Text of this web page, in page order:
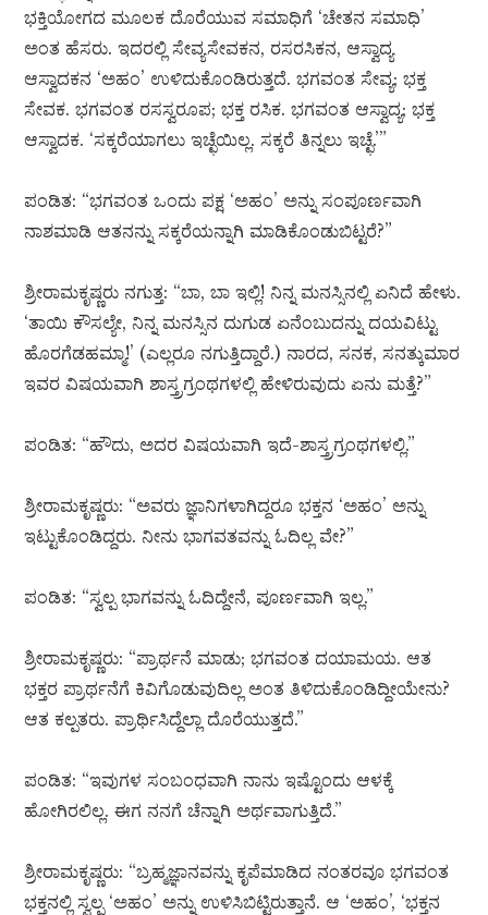
ಭಕ್ತಿಯೋಗದ ಮೂಲಕ ದೊರೆಯುವ ಸಮಾಧಿಗೆ ‘ಚೇತನ ಸಮಾಧಿ’
ಅಂತ ಹೆಸರು. ಇದರಲ್ಲಿ ಸೇವ್ಯಸೇವಕನ, ರಸರಸಿಕನ, ಆಸ್ವಾದ್ಯ
ಆಸ್ವಾದಕನ ‘ಅಹಂ’ ಉಳಿದುಕೊಂಡಿರುತ್ತದೆ. ಭಗವಂತ ಸೇವ್ಯ; ಭಕ್ತ
ಸೇವಕ. ಭಗವಂತ ರಸಸ್ವರೂಪ; ಭಕ್ತ ರಸಿಕ. ಭಗವಂತ ಆಸ್ವಾದ್ಯ; ಭಕ್ತ
ಆಸ್ವಾದಕ. ‘ಸಕ್ಕರೆಯಾಗಲು ಇಚ್ಛೆಯಿಲ್ಲ. ಸಕ್ಕರೆ ತಿನ್ನಲು ಇಚ್ಛೆ.’”
ಪಂಡಿತ: “ಭಗವಂತ ಒಂದು ಪಕ್ಷ ‘ಅಹಂ’ ಅನ್ನು ಸಂಪೂರ್ಣವಾಗಿ
ನಾಶಮಾಡಿ ಆತನನ್ನು ಸಕ್ಕರೆಯನ್ನಾಗಿ ಮಾಡಿಕೊಂಡುಬಿಟ್ಟರೆ?”
ಶ್ರೀರಾಮಕೃಷ್ಣರು ನಗುತ್ತ: “ಬಾ, ಬಾ ಇಲ್ಲಿ! ನಿನ್ನ ಮನಸ್ಸಿನಲ್ಲಿ ಏನಿದೆ ಹೇಳು.
‘ತಾಯಿ ಕೌಸಲ್ಯೇ, ನಿನ್ನ ಮನಸ್ಸಿನ ದುಗುಡ ಏನೆಂಬುದನ್ನು ದಯವಿಟ್ಟು
ಹೊರಗೆಡಹಮ್ಮಾ!’ (ಎಲ್ಲರೂ ನಗುತ್ತಿದ್ದಾರೆ.) ನಾರದ, ಸನಕ, ಸನತ್ಕುಮಾರ
ಇವರ ವಿಷಯವಾಗಿ ಶಾಸ್ತ್ರಗ್ರಂಥಗಳಲ್ಲಿ ಹೇಳಿರುವುದು ಏನು ಮತ್ತೆ?”
ಪಂಡಿತ: “ಹೌದು, ಅದರ ವಿಷಯವಾಗಿ ಇದೆ-ಶಾಸ್ತ್ರಗ್ರಂಥಗಳಲ್ಲಿ.”
ಶ್ರೀರಾಮಕೃಷ್ಣರು: “ಅವರು ಜ್ಞಾನಿಗಳಾಗಿದ್ದರೂ ಭಕ್ತನ ‘ಅಹಂ’ ಅನ್ನು
ಇಟ್ಟುಕೊಂಡಿದ್ದರು. ನೀನು ಭಾಗವತವನ್ನು ಓದಿಲ್ಲ ವೇ?”
ಪಂಡಿತ: “ಸ್ವಲ್ಪ ಭಾಗವನ್ನು ಓದಿದ್ದೇನೆ, ಪೂರ್ಣವಾಗಿ ಇಲ್ಲ.”
ಶ್ರೀರಾಮಕೃಷ್ಣರು: “ಪ್ರಾರ್ಥನೆ ಮಾಡು; ಭಗವಂತ ದಯಾಮಯ. ಆತ
ಭಕ್ತರ ಪ್ರಾರ್ಥನೆಗೆ ಕಿವಿಗೊಡುವುದಿಲ್ಲ ಅಂತ ತಿಳಿದುಕೊಂಡಿದ್ದೀಯೇನು?
ಆತ ಕಲ್ಪತರು. ಪ್ರಾರ್ಥಿಸಿದ್ದೆಲ್ಲಾ ದೊರೆಯುತ್ತದೆ.”
ಪಂಡಿತ: “ಇವುಗಳ ಸಂಬಂಧವಾಗಿ ನಾನು ಇಷ್ಟೊಂದು ಆಳಕ್ಕೆ
ಹೋಗಿರಲಿಲ್ಲ. ಈಗ ನನಗೆ ಚೆನ್ನಾಗಿ ಅರ್ಥವಾಗುತ್ತಿದೆ.”
ಶ್ರೀರಾಮಕೃಷ್ಣರು: “ಬ್ರಹ್ಮಜ್ಞಾನವನ್ನು ಕೃಪೆಮಾಡಿದ ನಂತರವೂ ಭಗವಂತ
ಭಕ್ತನಲ್ಲಿ ಸ್ವಲ್ಪ ‘ಅಹಂ’ ಅನ್ನು ಉಳಿಸಿಬಿಟ್ಟಿರುತ್ತಾನೆ. ಆ ‘ಅಹಂ’, ‘ಭಕ್ತನ